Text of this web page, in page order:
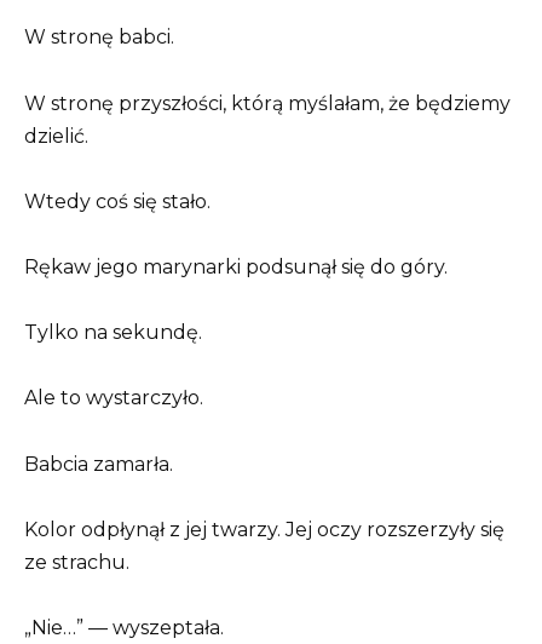
W stronę babci.
W stronę przyszłości, którą myślałam, że będziemy
dzielić.
Wtedy coś się stało.
Rękaw jego marynarki podsunął się do góry.
Tylko na sekundę.
Ale to wystarczyło.
Babcia zamarła.
Kolor odpłynął z jej twarzy. Jej oczy rozszerzyły się
ze strachu.
„Nie…” — wyszeptała.